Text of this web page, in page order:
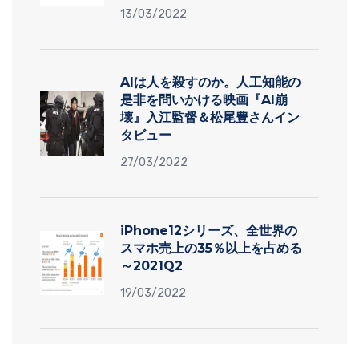
13/03/2022
AIは人を殺すのか。人工知能の
是非を問いかける映画『AI崩
壊』入江監督＆松尾豊さんイン
タビュー
27/03/2022
iPhone12シリーズ、全世界の
スマホ売上の35％以上を占める
～2021Q2
19/03/2022